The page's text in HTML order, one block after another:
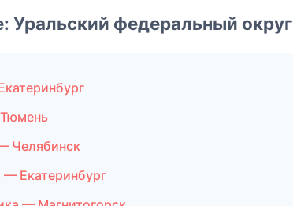
Уральский федеральный округ
Челябинск
Екатеринбург